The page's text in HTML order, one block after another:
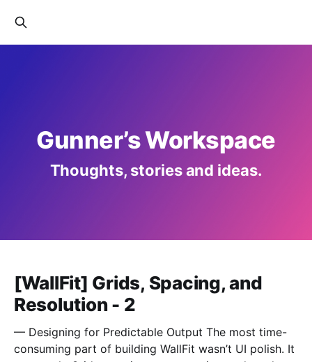
Gunner’s Workspace
Thoughts, stories and ideas.
[WallFit] Grids, Spacing, and
Resolution - 2
— Designing for Predictable Output The most time-
consuming part of building WallFit wasn’t UI polish. It